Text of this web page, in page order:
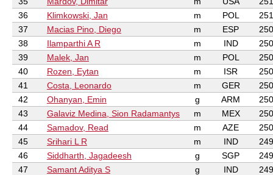
36
Klimkowski, Jan m POL
37
Macias Pino, Diego m ESP
38
Ilamparthi A R m IND
39
Malek, Jan m POL
40
Rozen, Eytan m ISR
41
Costa, Leonardo m GER
42
Ohanyan, Emin g ARM
43
Galaviz Medina, Sion Radamantys m MEX
44
Samadov, Read m AZE
45
Srihari L R m IND
46
Siddharth, Jagadeesh g SGP
47
Samant Aditya S g IND